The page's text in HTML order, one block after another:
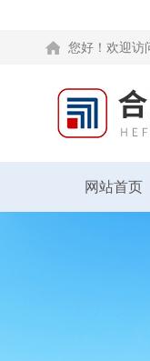
您好！欢迎访
网站首页